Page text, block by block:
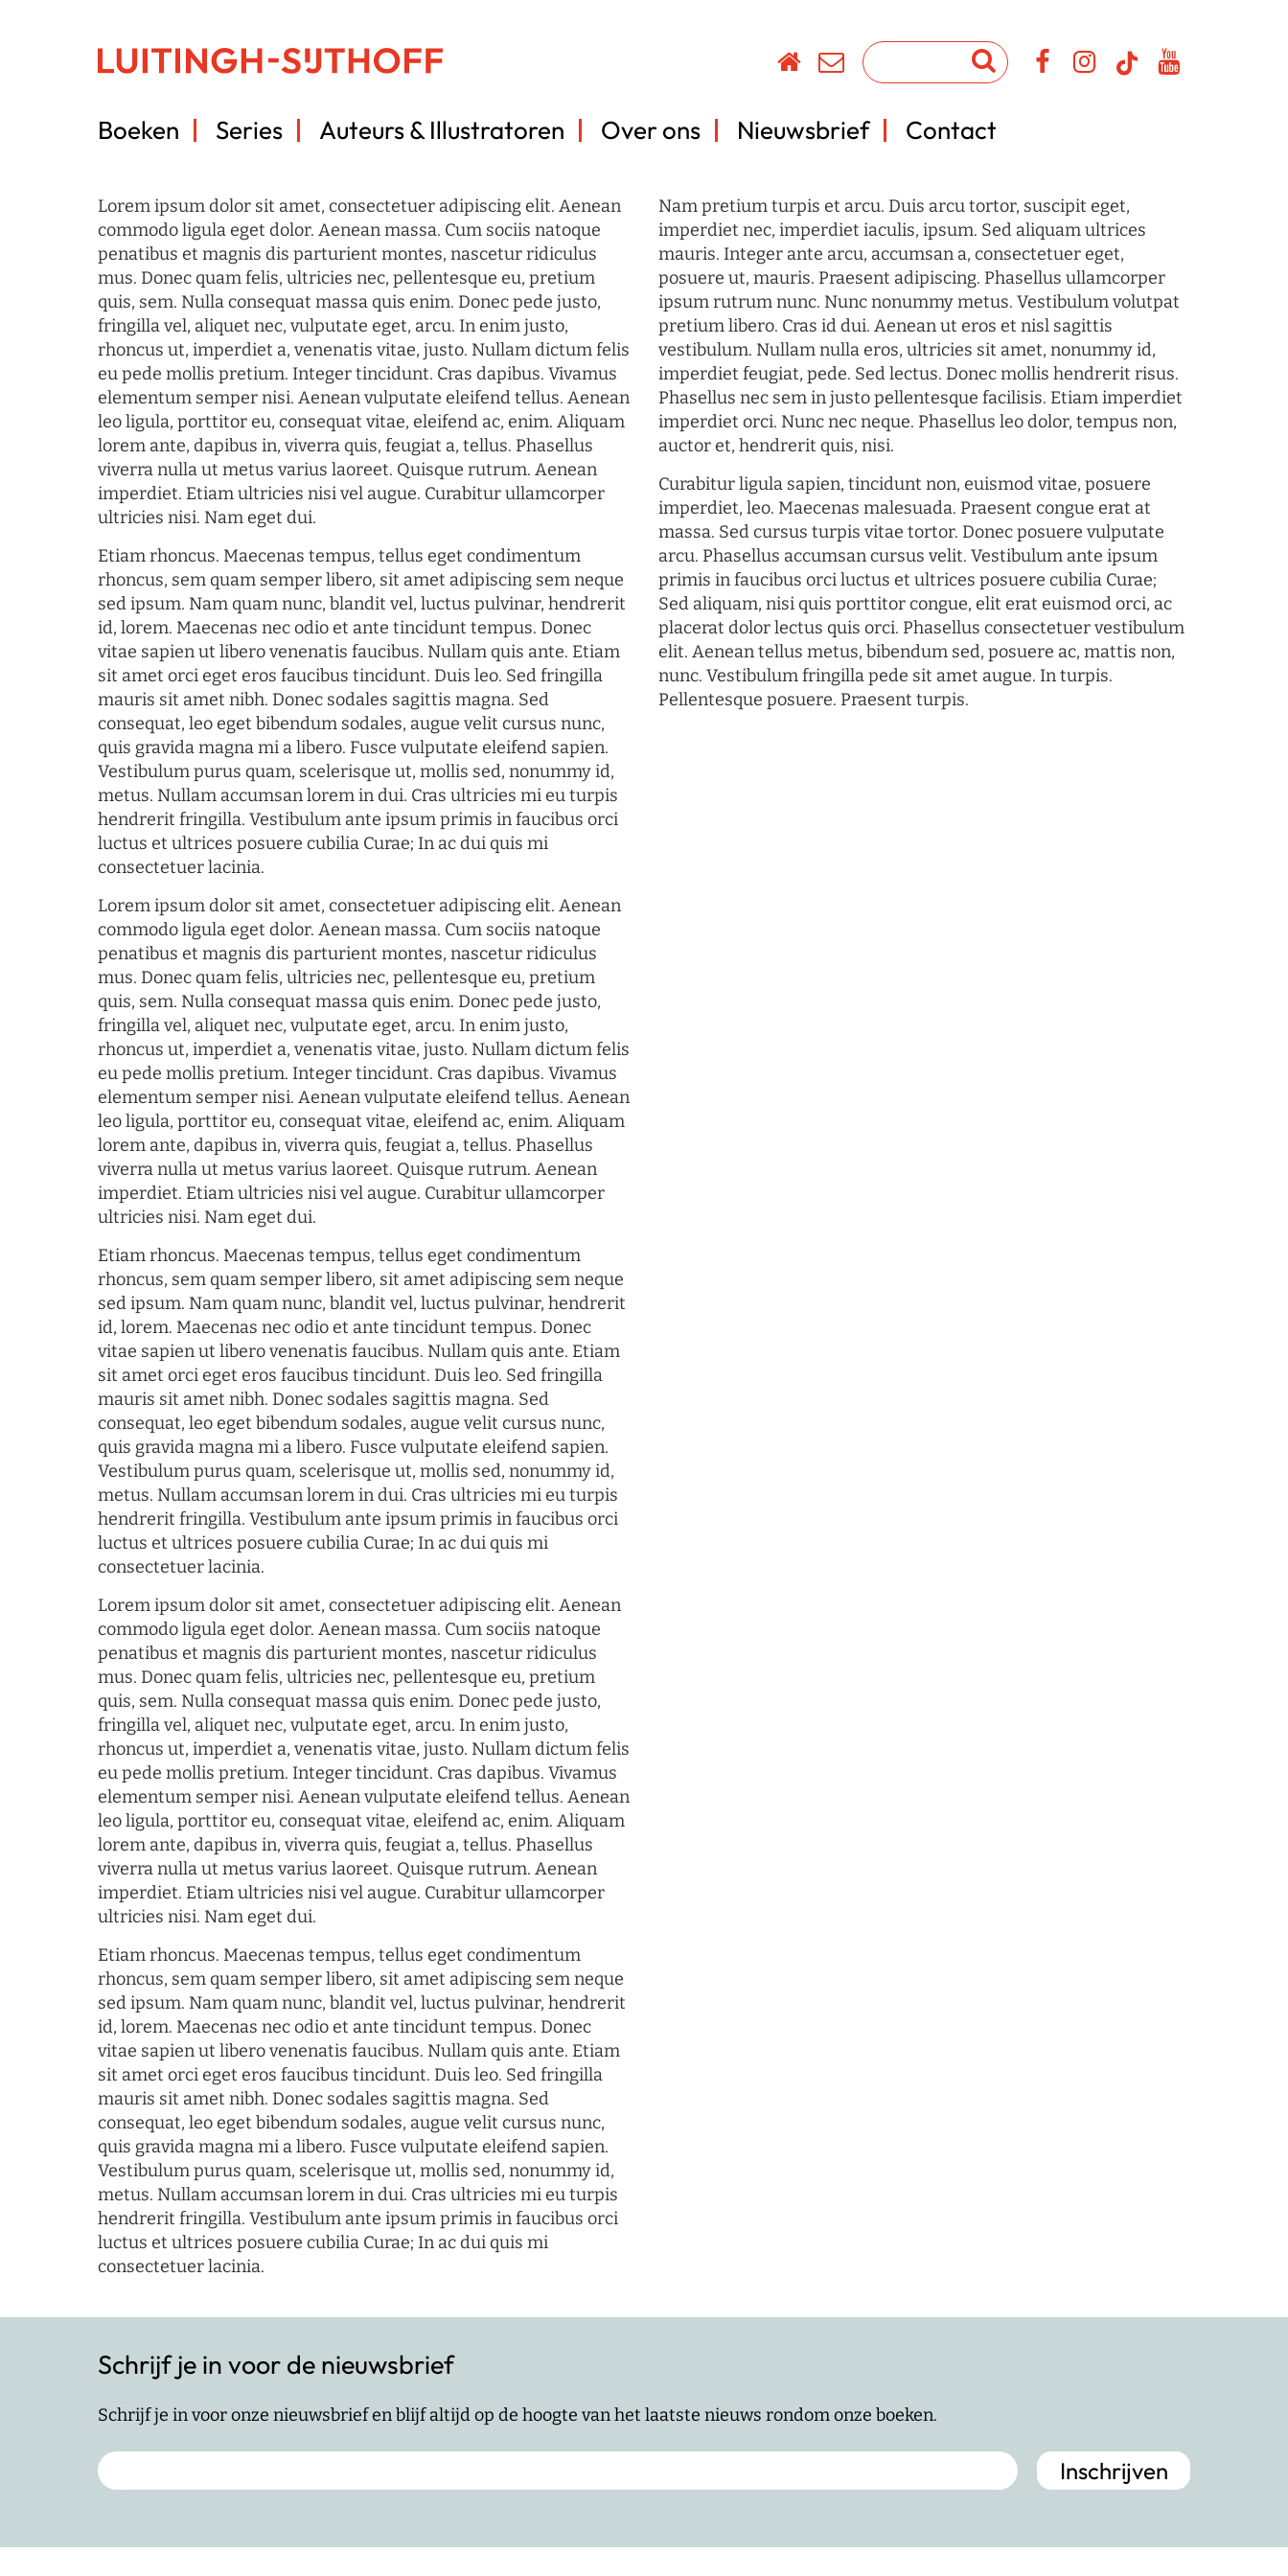
Boeken Series Auteurs & Illustratoren Over ons Nieuwsbrief Contact
Lorem ipsum dolor sit amet, consectetuer adipiscing elit. Aenean
commodo ligula eget dolor. Aenean massa. Cum sociis natoque
penatibus et magnis dis parturient montes, nascetur ridiculus
mus. Donec quam felis, ultricies nec, pellentesque eu, pretium
quis, sem. Nulla consequat massa quis enim. Donec pede justo,
fringilla vel, aliquet nec, vulputate eget, arcu. In enim justo,
rhoncus ut, imperdiet a, venenatis vitae, justo. Nullam dictum felis
eu pede mollis pretium. Integer tincidunt. Cras dapibus. Vivamus
elementum semper nisi. Aenean vulputate eleifend tellus. Aenean
leo ligula, porttitor eu, consequat vitae, eleifend ac, enim. Aliquam
lorem ante, dapibus in, viverra quis, feugiat a, tellus. Phasellus
viverra nulla ut metus varius laoreet. Quisque rutrum. Aenean
imperdiet. Etiam ultricies nisi vel augue. Curabitur ullamcorper
ultricies nisi. Nam eget dui.
Etiam rhoncus. Maecenas tempus, tellus eget condimentum
rhoncus, sem quam semper libero, sit amet adipiscing sem neque
sed ipsum. Nam quam nunc, blandit vel, luctus pulvinar, hendrerit
id, lorem. Maecenas nec odio et ante tincidunt tempus. Donec
vitae sapien ut libero venenatis faucibus. Nullam quis ante. Etiam
sit amet orci eget eros faucibus tincidunt. Duis leo. Sed fringilla
mauris sit amet nibh. Donec sodales sagittis magna. Sed
consequat, leo eget bibendum sodales, augue velit cursus nunc,
quis gravida magna mi a libero. Fusce vulputate eleifend sapien.
Vestibulum purus quam, scelerisque ut, mollis sed, nonummy id,
metus. Nullam accumsan lorem in dui. Cras ultricies mi eu turpis
hendrerit fringilla. Vestibulum ante ipsum primis in faucibus orci
luctus et ultrices posuere cubilia Curae; In ac dui quis mi
consectetuer lacinia.
Lorem ipsum dolor sit amet, consectetuer adipiscing elit. Aenean
commodo ligula eget dolor. Aenean massa. Cum sociis natoque
penatibus et magnis dis parturient montes, nascetur ridiculus
mus. Donec quam felis, ultricies nec, pellentesque eu, pretium
quis, sem. Nulla consequat massa quis enim. Donec pede justo,
fringilla vel, aliquet nec, vulputate eget, arcu. In enim justo,
rhoncus ut, imperdiet a, venenatis vitae, justo. Nullam dictum felis
eu pede mollis pretium. Integer tincidunt. Cras dapibus. Vivamus
elementum semper nisi. Aenean vulputate eleifend tellus. Aenean
leo ligula, porttitor eu, consequat vitae, eleifend ac, enim. Aliquam
lorem ante, dapibus in, viverra quis, feugiat a, tellus. Phasellus
viverra nulla ut metus varius laoreet. Quisque rutrum. Aenean
imperdiet. Etiam ultricies nisi vel augue. Curabitur ullamcorper
ultricies nisi. Nam eget dui.
Etiam rhoncus. Maecenas tempus, tellus eget condimentum
rhoncus, sem quam semper libero, sit amet adipiscing sem neque
sed ipsum. Nam quam nunc, blandit vel, luctus pulvinar, hendrerit
id, lorem. Maecenas nec odio et ante tincidunt tempus. Donec
vitae sapien ut libero venenatis faucibus. Nullam quis ante. Etiam
sit amet orci eget eros faucibus tincidunt. Duis leo. Sed fringilla
mauris sit amet nibh. Donec sodales sagittis magna. Sed
consequat, leo eget bibendum sodales, augue velit cursus nunc,
quis gravida magna mi a libero. Fusce vulputate eleifend sapien.
Vestibulum purus quam, scelerisque ut, mollis sed, nonummy id,
metus. Nullam accumsan lorem in dui. Cras ultricies mi eu turpis
hendrerit fringilla. Vestibulum ante ipsum primis in faucibus orci
luctus et ultrices posuere cubilia Curae; In ac dui quis mi
consectetuer lacinia.
Lorem ipsum dolor sit amet, consectetuer adipiscing elit. Aenean
commodo ligula eget dolor. Aenean massa. Cum sociis natoque
penatibus et magnis dis parturient montes, nascetur ridiculus
mus. Donec quam felis, ultricies nec, pellentesque eu, pretium
quis, sem. Nulla consequat massa quis enim. Donec pede justo,
fringilla vel, aliquet nec, vulputate eget, arcu. In enim justo,
rhoncus ut, imperdiet a, venenatis vitae, justo. Nullam dictum felis
eu pede mollis pretium. Integer tincidunt. Cras dapibus. Vivamus
elementum semper nisi. Aenean vulputate eleifend tellus. Aenean
leo ligula, porttitor eu, consequat vitae, eleifend ac, enim. Aliquam
lorem ante, dapibus in, viverra quis, feugiat a, tellus. Phasellus
viverra nulla ut metus varius laoreet. Quisque rutrum. Aenean
imperdiet. Etiam ultricies nisi vel augue. Curabitur ullamcorper
ultricies nisi. Nam eget dui.
Etiam rhoncus. Maecenas tempus, tellus eget condimentum
rhoncus, sem quam semper libero, sit amet adipiscing sem neque
sed ipsum. Nam quam nunc, blandit vel, luctus pulvinar, hendrerit
id, lorem. Maecenas nec odio et ante tincidunt tempus. Donec
vitae sapien ut libero venenatis faucibus. Nullam quis ante. Etiam
sit amet orci eget eros faucibus tincidunt. Duis leo. Sed fringilla
mauris sit amet nibh. Donec sodales sagittis magna. Sed
consequat, leo eget bibendum sodales, augue velit cursus nunc,
quis gravida magna mi a libero. Fusce vulputate eleifend sapien.
Vestibulum purus quam, scelerisque ut, mollis sed, nonummy id,
metus. Nullam accumsan lorem in dui. Cras ultricies mi eu turpis
hendrerit fringilla. Vestibulum ante ipsum primis in faucibus orci
luctus et ultrices posuere cubilia Curae; In ac dui quis mi
consectetuer lacinia.
Nam pretium turpis et arcu. Duis arcu tortor, suscipit eget,
imperdiet nec, imperdiet iaculis, ipsum. Sed aliquam ultrices
mauris. Integer ante arcu, accumsan a, consectetuer eget,
posuere ut, mauris. Praesent adipiscing. Phasellus ullamcorper
ipsum rutrum nunc. Nunc nonummy metus. Vestibulum volutpat
pretium libero. Cras id dui. Aenean ut eros et nisl sagittis
vestibulum. Nullam nulla eros, ultricies sit amet, nonummy id,
imperdiet feugiat, pede. Sed lectus. Donec mollis hendrerit risus.
Phasellus nec sem in justo pellentesque facilisis. Etiam imperdiet
imperdiet orci. Nunc nec neque. Phasellus leo dolor, tempus non,
auctor et, hendrerit quis, nisi.
Curabitur ligula sapien, tincidunt non, euismod vitae, posuere
imperdiet, leo. Maecenas malesuada. Praesent congue erat at
massa. Sed cursus turpis vitae tortor. Donec posuere vulputate
arcu. Phasellus accumsan cursus velit. Vestibulum ante ipsum
primis in faucibus orci luctus et ultrices posuere cubilia Curae;
Sed aliquam, nisi quis porttitor congue, elit erat euismod orci, ac
placerat dolor lectus quis orci. Phasellus consectetuer vestibulum
elit. Aenean tellus metus, bibendum sed, posuere ac, mattis non,
nunc. Vestibulum fringilla pede sit amet augue. In turpis.
Pellentesque posuere. Praesent turpis.
Schrijf je in voor de nieuwsbrief
Schrijf je in voor onze nieuwsbrief en blijf altijd op de hoogte van het laatste nieuws rondom onze boeken.